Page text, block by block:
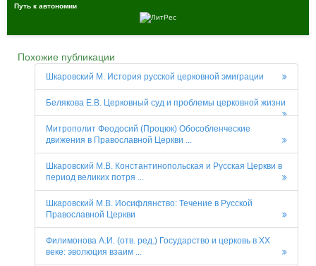
Путь к автономии
Похожие публикации
Шкаровский М. История русской церковной эмиграции
Белякова Е.В. Церковный суд и проблемы церковной жизни
Митрополит Феодосий (Процюк) Обособленческие
движения в Православной Церкви ...
Шкаровский М.В. Константинопольская и Русская Церкви в
период великих потря ...
Шкаровский М.В. Иосифлянство: Течение в Русской
Православной Церкви
Филимонова А.И. (отв. ред.) Государство и церковь в XX
веке: эволюция взаим ...